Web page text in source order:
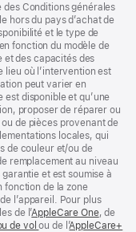
Conditions générales
hors du pays d’achat de
et le type de
fonction du modèle de
et des capacités des
lieu où l’intervention est
peut varier en
disponible et qu’une
proposer de réparer ou
de pièces provenant de
locales, qui
de couleur et/ou de
remplacement au niveau
et est soumise à
fonction de la zone
l’appareil. Pour plus
de l’AppleCare One, de
de volou de l’AppleCare+